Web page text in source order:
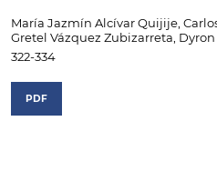
María Jazmín Alcívar Quijije,
Gretel Vázquez Zubizarreta,
322-334
PDF